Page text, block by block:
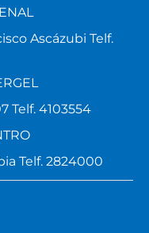
Ascázubi Telf.
Telf. 4103554
Telf. 2824000